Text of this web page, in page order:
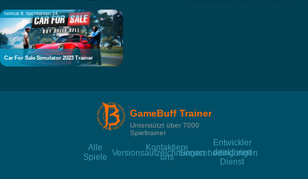
normal 8 hochfahren 24
Car For Sale Simulator 2023 Trainer
GameBuff Trainer
Unterstützt über 7000
Spieltrainer
Alle
Spiele Versionsaufzeichnungen
Kontaktiere
uns Servicebedingungen
Entwickler
deaktiviert
Dienst